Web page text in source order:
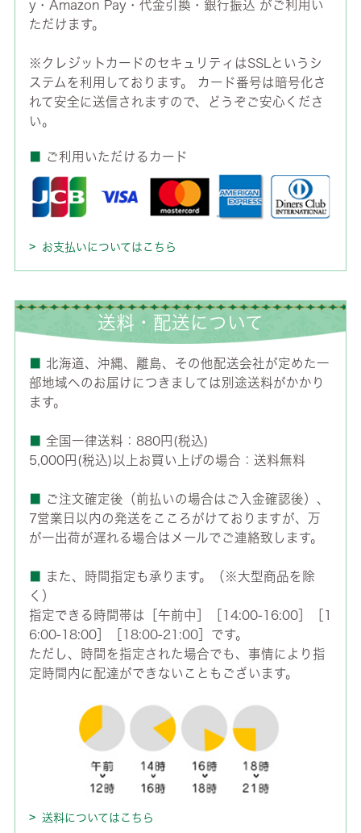
y・Amazon Pay・代金引換・銀行振込 がご利用い
ただけます。
※クレジットカードのセキュリティはSSLというシ
ステムを利用しております。 カード番号は暗号化さ
れて安全に送信されますので、どうぞご安心くださ
い。
ご利用いただけるカード
お支払いについてはこちら
送料・配送について
北海道、沖縄、離島、その他配送会社が定めた一
部地域へのお届けにつきましては別途送料がかかり
ます。
全国一律送料：880円(税込)
5,000円(税込)以上お買い上げの場合：送料無料
ご注文確定後（前払いの場合はご入金確認後）、
7営業日以内の発送をこころがけておりますが、万
が一出荷が遅れる場合はメールでご連絡致します。
また、時間指定も承ります。（※大型商品を除
く）
指定できる時間帯は［午前中］［14:00-16:00］［1
6:00-18:00］［18:00-21:00］です。
ただし、時間を指定された場合でも、事情により指
定時間内に配達ができないこともございます。
送料についてはこちら